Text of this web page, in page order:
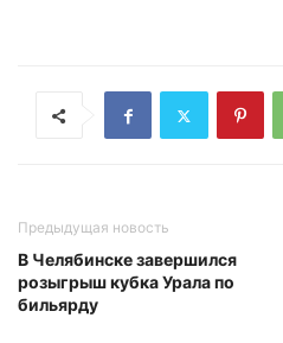
Предыдущая новость
В Челябинске завершился
розыгрыш кубка Урала по
бильярду